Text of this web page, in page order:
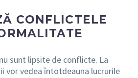
CONFLICTELE
sunt lipsite de conflicte. La
vor vedea întotdeauna lucrurile